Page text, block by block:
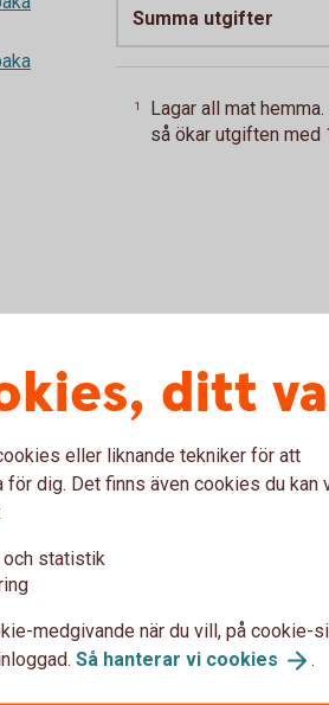
Summa utgifter
1
Lagar all mat
så ökar utgiften med
ditt
eller liknande tekniker för att
dig. Det finns även cookies du kan
och statistik
medgivande när du vill, på cookie-
Så hanterar vi cookies .